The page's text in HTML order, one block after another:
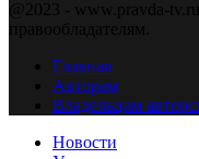
@2023 - www.pravda-
правообладателям.
Главная
Авторам
Владельцам
Новости